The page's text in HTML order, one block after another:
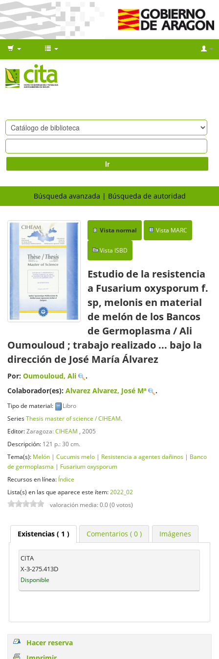
Ir
Búsqueda avanzada Búsqueda de autoridad
Vista normal Vista MARC
Vista ISBD
Estudio de la resistencia
a Fusarium oxysporum f.
sp, melonis en material
de melón de los Bancos
de Germoplasma / Ali
Oumouloud ; trabajo realizado ... bajo la
dirección de José María Álvarez
Por: Oumouloud, Ali
.
Colaborador(es): Alvarez Alvarez, José Mª .
Tipo de material:
Libro
SeriesThesis master of science / CIHEAM.
Editor:Zaragoza:CIHEAM
, 2005
Descripción: 121 p.: 30 cm.
Tema(s): Melón | Cucumis melo | Resistencia a agentes dañinos | Banco
de germoplasma | Fusarium oxysporum
Recursos en línea: Índice
Lista(s) en las que aparece este ítem: 2022_02
valoración media: 0.0 (0 votos)
Existencias( 1 ) Comentarios ( 0 ) Imágenes
CITA
X-3-275.413D
Disponible
Hacer reserva